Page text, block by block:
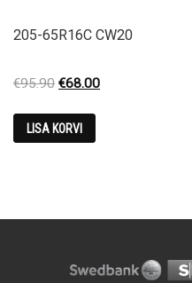
205-65R16C CW20
€95.90 Original
was:
€95.90.
€68.00Current
LISA KORVI